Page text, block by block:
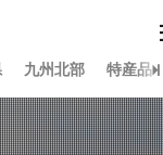
九州北部 特産品